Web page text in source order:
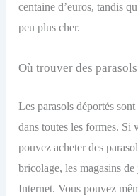
centaine d’euros, tandis
peu plus cher.
Où trouver des
Les parasols déportés
dans toutes les formes. Si
pouvez acheter des
bricolage, les magasins
Internet. Vous pouvez